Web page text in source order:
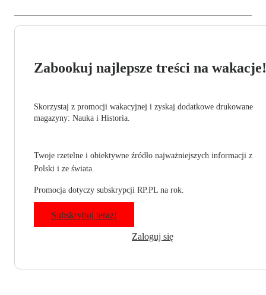
Zabookuj najlepsze treści na wakacje!
Skorzystaj z promocji wakacyjnej i zyskaj dodatkowe drukowane
magazyny: Nauka i Historia.
Twoje rzetelne i obiektywne źródło najważniejszych informacji z
Polski i ze świata.
Promocja dotyczy subskrypcji RP.PL na rok.
Subskrybuj teraz!
Zaloguj się